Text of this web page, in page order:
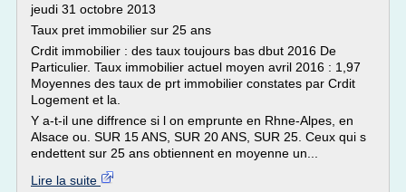
jeudi 31 octobre 2013
Taux pret immobilier sur 25 ans
Crdit immobilier : des taux toujours bas dbut 2016 De
Particulier. Taux immobilier actuel moyen avril 2016 : 1,97
Moyennes des taux de prt immobilier constates par Crdit
Logement et la.
Y a-t-il une diffrence si l on emprunte en Rhne-Alpes, en
Alsace ou. SUR 15 ANS, SUR 20 ANS, SUR 25. Ceux qui s
endettent sur 25 ans obtiennent en moyenne un...
Lire la suite